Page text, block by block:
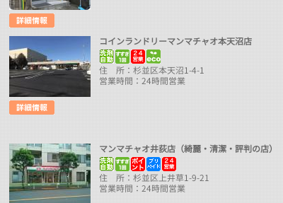
コインランドリーマンマチャオ本天沼店
住 所：杉並区本天沼1-4-1
営業時間：24時間営業
マンマチャオ井荻店（綺麗・清潔・評判の店）
住 所：杉並区上井草1-9-21
営業時間：24時間営業